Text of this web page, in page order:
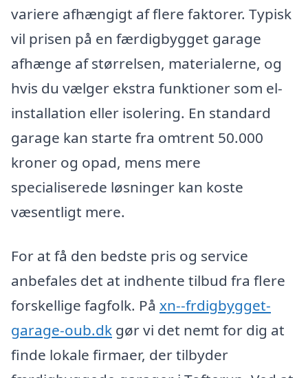
variere afhængigt af flere faktorer. Typisk
vil prisen på en færdigbygget garage
afhænge af størrelsen, materialerne, og
hvis du vælger ekstra funktioner som el-
installation eller isolering. En standard
garage kan starte fra omtrent 50.000
kroner og opad, mens mere
specialiserede løsninger kan koste
væsentligt mere.
For at få den bedste pris og service
anbefales det at indhente tilbud fra flere
forskellige fagfolk. På xn--frdigbygget-
garage-oub.dk gør vi det nemt for dig at
finde lokale firmaer, der tilbyder